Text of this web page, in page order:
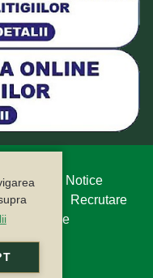
Legal Notice
Contact
Recrutare
Compliance